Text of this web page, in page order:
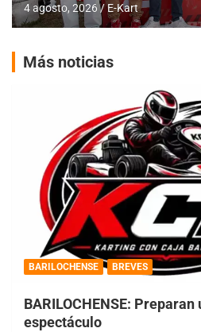
4 agosto, 2026 E-Kart
Más noticias
BARILOCHENSE BREVES
BARILOCHENSE:
espectáculo